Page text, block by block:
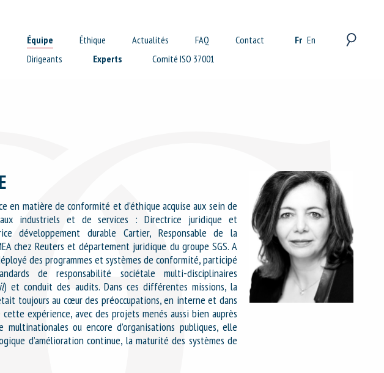
Recherche X
Équipe
Dirigeants
Experts Comité ISO 37001
Éthique Actualités FAQ Contact Fr En
en matière de conformité et d’éthique acquise aux sein de
industriels et de services : Directrice juridique et
développement durable Cartier, Responsable de la
chez Reuters et département juridique du groupe SGS. A
des programmes et systèmes de conformité, participé
de responsabilité sociétale multi-disciplinaires
) et conduit des audits. Dans ces différentes missions, la
toujours au cœur des préoccupations, en interneet dans
expérience, avec des projets menés aussi bien auprès
ou encore d’organisations publiques, elle
d’amélioration continue, la maturité des systèmes de